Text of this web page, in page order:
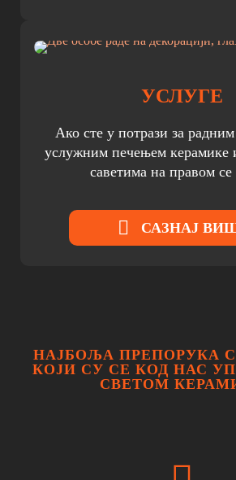
УСЛУГЕ
Ако сте у потрази за
услужним печењем керамике
саветима на правом се
САЗНАЈ
НАЈБОЉА ПРЕПОРУКА
КОЈИ СУ СЕ КОД НАС
СВЕТОМ